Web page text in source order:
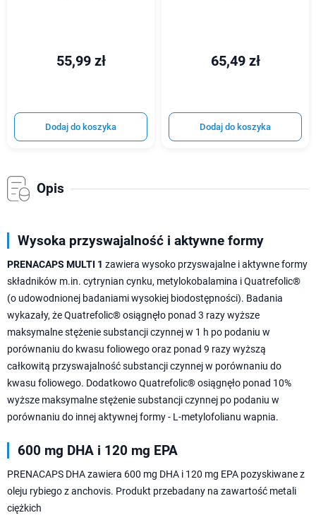
55,99 zł
Dodaj do koszyka
65,49 zł
Dodaj do koszyka
Opis
Wysoka przyswajalność i aktywne formy
PRENACAPS MULTI 1 zawiera wysoko przyswajalne i aktywne formy
składników m.in. cytrynian cynku, metylokobalamina i Quatrefolic®
(o udowodnionej badaniami wysokiej biodostępności). Badania
wykazały, że Quatrefolic® osiągnęło ponad 3 razy wyższe
maksymalne stężenie substancji czynnej w 1 h po podaniu w
porównaniu do kwasu foliowego oraz ponad 9 razy wyższą
całkowitą przyswajalność substancji czynnej w porównaniu do
kwasu foliowego. Dodatkowo Quatrefolic® osiągnęło ponad 10%
wyższe maksymalne stężenie substancji czynnej po podaniu w
porównaniu do innej aktywnej formy - L-metylofolianu wapnia.
600 mg DHA i 120 mg EPA
PRENACAPS DHA zawiera 600 mg DHA i 120 mg EPA pozyskiwane z
oleju rybiego z anchovis. Produkt przebadany na zawartość metali
ciężkich